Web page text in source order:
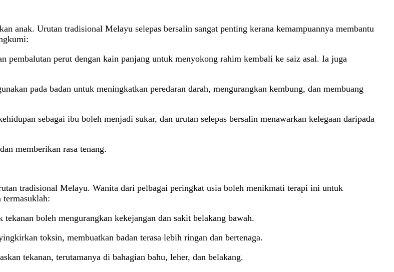
anak. Urutan tradisional Melayu selepas bersalin sangat penting kerana kemampuannya membantu
perut dengan kain panjang untuk menyokong rahim kembali ke saiz asal. Ia juga
pada badan untuk meningkatkan peredaran darah, mengurangkan kembung, dan membuang
sebagai ibu boleh menjadi sukar, dan urutan selepas bersalin menawarkan kelegaan daripada
memberikan rasa tenang.
tradisional Melayu. Wanita dari pelbagai peringkat usia boleh menikmati terapi ini untuk
termasuklah:
boleh mengurangkan kekejangan dan sakit belakang bawah.
toksin, membuatkan badan terasa lebih ringan dan bertenaga.
tekanan, terutamanya di bahagian bahu, leher, dan belakang.